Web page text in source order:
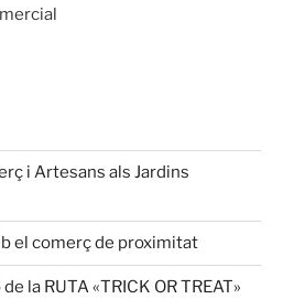
i Artesans als Jardins
el comerç de proximitat
la RUTA «TRICK OR TREAT»